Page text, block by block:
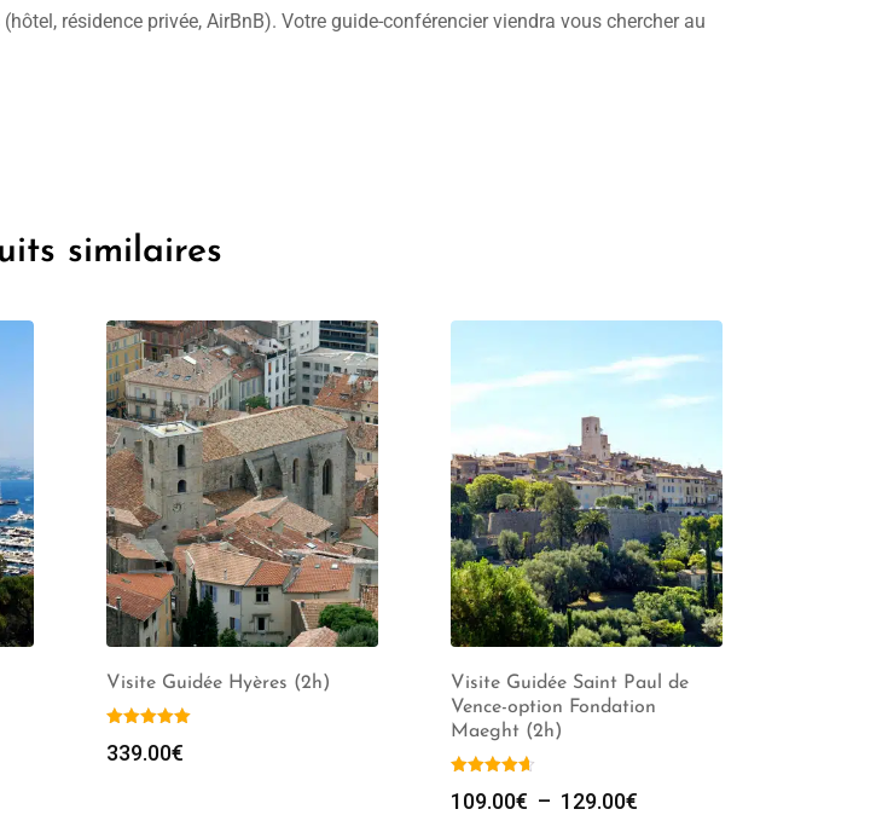
résidence privée, AirBnB). Votre guide-conférencier viendra vous chercher au
similaires
Visite Guidée Hyères (2h)
339.00€
Visite Guidée Saint Paul de
Vence-option Fondation
Maeght (2h)
109.00€ – 129.00€